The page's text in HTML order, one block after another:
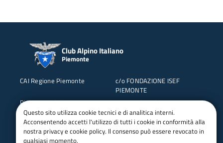
Club Alpino Italiano
Piemonte
CAI Regione Piemonte
c/o FONDAZIONE ISEF
PIEMONTE
Piazza Bernini 12
10143 TORINO
Tel: 011 5119480
C.F. 97676590017
Questo sito utilizza cookie tecnici e di analitica interni.
Acconsentendo accetti l'utilizzo di tutti i cookie in conformità alla
nostra privacy e cookie policy. Il consenso può essere revocato in
qualsiasi momento.